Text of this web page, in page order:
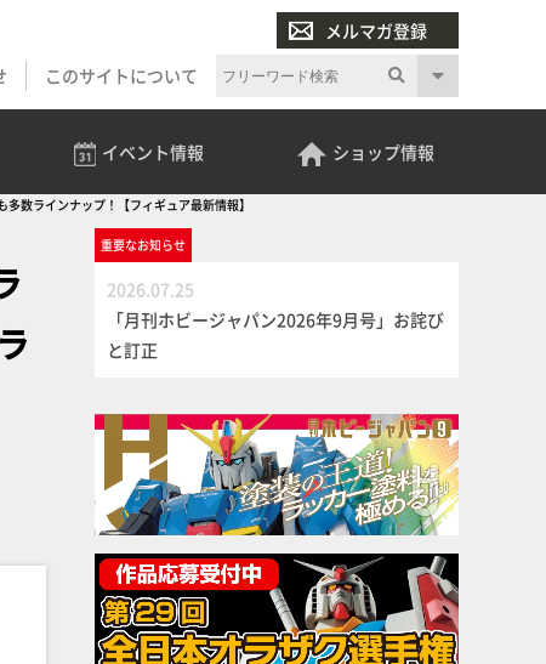
メルマガ登録
このサイトについて
イベント情報 ショップ情報
数ラインナップ！【フィギュア最新情報】
重要なお知らせ
2026.07.25
「月刊ホビージャパン2026年9月号」お詫び
と訂正